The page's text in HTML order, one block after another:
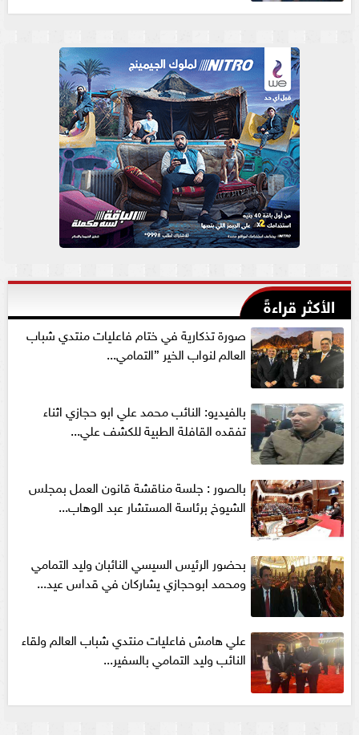
الأكثر قراءةً
صورة تذكارية في ختام فاعليات منتدي شباب
العالم لنواب الخير ”التمامي...
بالفيديو: النائب محمد علي ابو حجازي اثناء
تفقده القافلة الطبية للكشف علي...
بالصور : جلسة مناقشة قانون العمل بمجلس
الشيوخ برئاسة المستشار عبد الوهاب...
بحضور الرئيس السيسي النائبان وليد التمامي
ومحمد ابوحجازي يشاركان في قداس عيد...
علي هامش فاعليات منتدي شباب العالم ولقاء
النائب وليد التمامي بالسفير...